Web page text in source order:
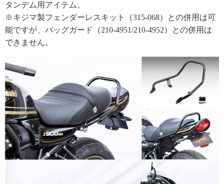
タンデム用アイテム。
※キジマ製フェンダーレスキット（315-068）との併用は可
能ですが、バッグガード（210-4951/210-4952）との併用は
できません。